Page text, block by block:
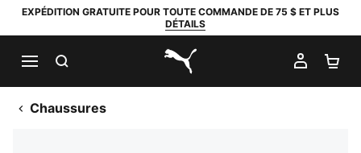
EXPÉDITION GRATUITE POUR TOUTE COMMANDE DE 75 $ ET PLUS
DÉTAILS
PUMA.com
MON
Chaussures